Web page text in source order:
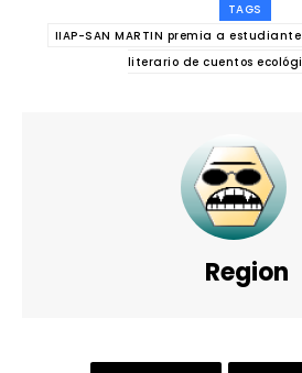
TAGS
IIAP-SAN MARTIN premia a
literario de cuentos
Region